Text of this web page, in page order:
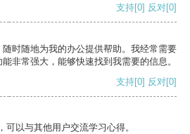
支持[0] 反对[0]
时随地为我的办公提供帮助。我经常需要
非常强大，能够快速找到我需要的信息。
支持[0] 反对[0]
以与其他用户交流学习心得。